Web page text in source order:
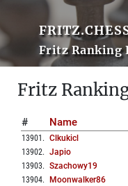
Fritz Ranking
Fritz
# Name
13901 . Clkukicl
13902. Japio
13903. Szachowy19
13904. Moonwalker86